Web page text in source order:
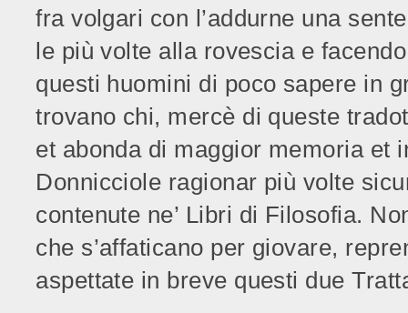
fra volgari con l’addurne una
le più volte alla rovescia e
questi huomini di poco sapere in
trovano chi, mercè di queste
et abonda di maggior memoria et
Donnicciole ragionar più volte
contenute ne’ Libri di Filosofia.
che s’affaticano per giovare,
aspettate in breve questi due